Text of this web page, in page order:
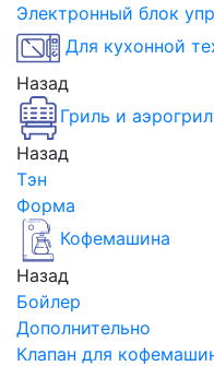
Электронный блок
Для кухонной
Назад
Гриль и
Назад
Тэн
Форма
Кофемашина
Назад
Бойлер
Дополнительно
Клапан для